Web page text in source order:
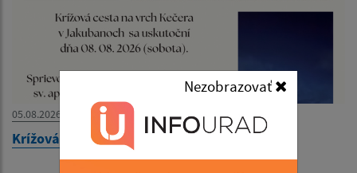
Nezobrazovať
05.08.2026
Krížová cesta na vrch Kečera - 08. 08. 2026